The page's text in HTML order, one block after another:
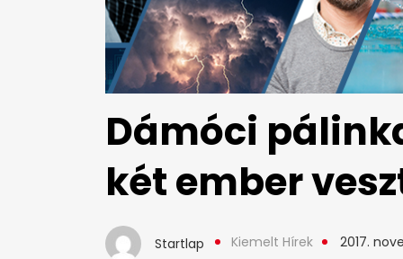
Dámóci
két ember
Startlap Kiemelt Hírek 2017.